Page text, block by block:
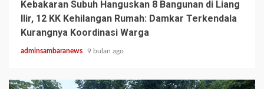
Kebakaran Subuh Hanguskan 8 Bangunan di Liang
Ilir, 12 KK Kehilangan Rumah: Damkar Terkendala
Kurangnya Koordinasi Warga
adminsambaranews 9 bulan ago